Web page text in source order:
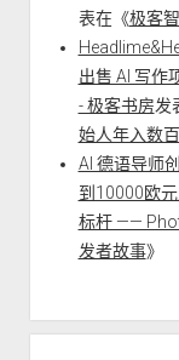
表在《极客
出售 AI 写作
- 极客书房发
始人年入数
AI 德语导师
到10000欧
标杆 ——
发者故事》